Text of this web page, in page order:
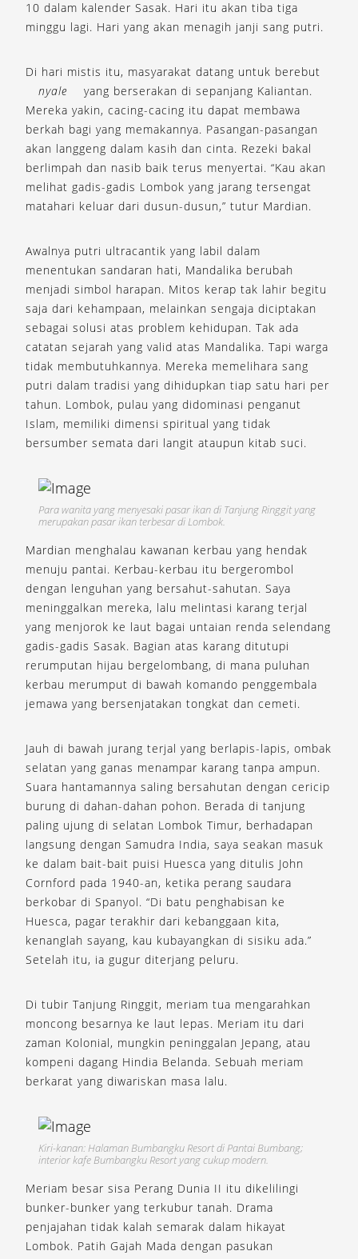
10 dalam kalender Sasak. Hari itu akan tiba tiga
minggu lagi. Hari yang akan menagih janji sang putri.
Di hari mistis itu, masyarakat datang untuk berebut
nyale
yang berserakan di sepanjang Kaliantan.
Mereka yakin, cacing-cacing itu dapat membawa
berkah bagi yang memakannya. Pasangan-pasangan
akan langgeng dalam kasih dan cinta. Rezeki bakal
berlimpah dan nasib baik terus menyertai. “Kau akan
melihat gadis-gadis Lombok yang jarang tersengat
matahari keluar dari dusun-dusun,” tutur Mardian.
Awalnya putri ultracantik yang labil dalam
menentukan sandaran hati, Mandalika berubah
menjadi simbol harapan. Mitos kerap tak lahir begitu
saja dari kehampaan, melainkan sengaja diciptakan
sebagai solusi atas problem kehidupan. Tak ada
catatan sejarah yang valid atas Mandalika. Tapi warga
tidak membutuhkannya. Mereka memelihara sang
putri dalam tradisi yang dihidupkan tiap satu hari per
tahun. Lombok, pulau yang didominasi penganut
Islam, memiliki dimensi spiritual yang tidak
bersumber semata dari langit ataupun kitab suci.
Para wanita yang menyesaki pasar ikan di Tanjung Ringgit yang
merupakan pasar ikan terbesar di Lombok.
Mardian menghalau kawanan kerbau yang hendak
menuju pantai. Kerbau-kerbau itu bergerombol
dengan lenguhan yang bersahut-sahutan. Saya
meninggalkan mereka, lalu melintasi karang terjal
yang menjorok ke laut bagai untaian renda selendang
gadis-gadis Sasak. Bagian atas karang ditutupi
rerumputan hijau bergelombang, di mana puluhan
kerbau merumput di bawah komando penggembala
jemawa yang bersenjatakan tongkat dan cemeti.
Jauh di bawah jurang terjal yang berlapis-lapis, ombak
selatan yang ganas menampar karang tanpa ampun.
Suara hantamannya saling bersahutan dengan cericip
burung di dahan-dahan pohon. Berada di tanjung
paling ujung di selatan Lombok Timur, berhadapan
langsung dengan Samudra India, saya seakan masuk
ke dalam bait-bait puisi Huesca yang ditulis John
Cornford pada 1940-an, ketika perang saudara
berkobar di Spanyol. “Di batu penghabisan ke
Huesca, pagar terakhir dari kebanggaan kita,
kenanglah sayang, kau kubayangkan di sisiku ada.”
Setelah itu, ia gugur diterjang peluru.
Di tubir Tanjung Ringgit, meriam tua mengarahkan
moncong besarnya ke laut lepas. Meriam itu dari
zaman Kolonial, mungkin peninggalan Jepang, atau
kompeni dagang Hindia Belanda. Sebuah meriam
berkarat yang diwariskan masa lalu.
Kiri-kanan: Halaman Bumbangku Resort di Pantai Bumbang;
interior kafe Bumbangku Resort yang cukup modern.
Meriam besar sisa Perang Dunia II itu dikelilingi
bunker-bunker yang terkubur tanah. Drama
penjajahan tidak kalah semarak dalam hikayat
Lombok. Patih Gajah Mada dengan pasukan